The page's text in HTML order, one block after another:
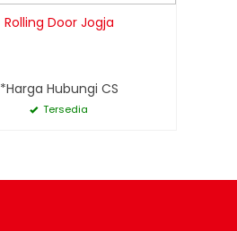
Rolling Door Jogja
*Harga Hubungi CS
Tersedia